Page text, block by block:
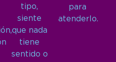
tipo,
siente
que nada
tiene
sentido o
para
atenderlo.